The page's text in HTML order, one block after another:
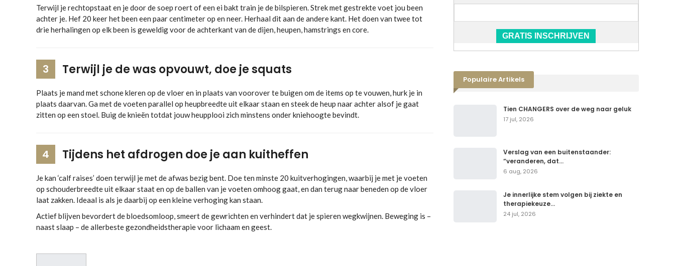
Terwijl je rechtopstaat en je door de soep roert of een ei bakt train je de bilspieren. Strek met gestrekte voet jou been
achter je. Hef 20 keer het been een paar centimeter op en neer. Herhaal dit aan de andere kant. Het doen van twee tot
drie herhalingen op elk been is geweldig voor de achterkant van de dijen, heupen, hamstrings en core.
3 Terwijl je de was opvouwt, doe je squats
Plaats je mand met schone kleren op de vloer en in plaats van voorover te buigen om de items op te vouwen, hurk je in
plaats daarvan. Ga met de voeten parallel op heupbreedte uit elkaar staan en steek de heup naar achter alsof je gaat
zitten op een stoel. Buig de knieën totdat jouw heupplooi zich minstens onder kniehoogte bevindt.
4 Tijdens het afdrogen doe je aan kuitheffen
Je kan ‘calf raises’ doen terwijl je met de afwas bezig bent. Doe ten minste 20 kuitverhogingen, waarbij je met je voeten
op schouderbreedte uit elkaar staat en op de ballen van je voeten omhoog gaat, en dan terug naar beneden op de vloer
laat zakken. Ideaal is als je daarbij op een kleine verhoging kan staan.
Actief blijven bevordert de bloedsomloop, smeert de gewrichten en verhindert dat je spieren wegkwijnen. Beweging is –
naast slaap – de allerbeste gezondheidstherapie voor lichaam en geest.
GRATIS INSCHRIJVEN
Populaire Artikels
Tien CHANGERS over de weg naar geluk
17 jul, 2026
Verslag van een buitenstaander:
“veranderen, dat…
6 aug, 2026
Je innerlijke stem volgen bij ziekte en
therapiekeuze…
24 jul, 2026